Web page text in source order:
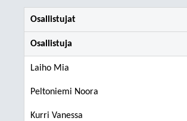
Osallistujat
Osallistuja
Laiho Mia
Peltoniemi Noora
Kurri Vanessa